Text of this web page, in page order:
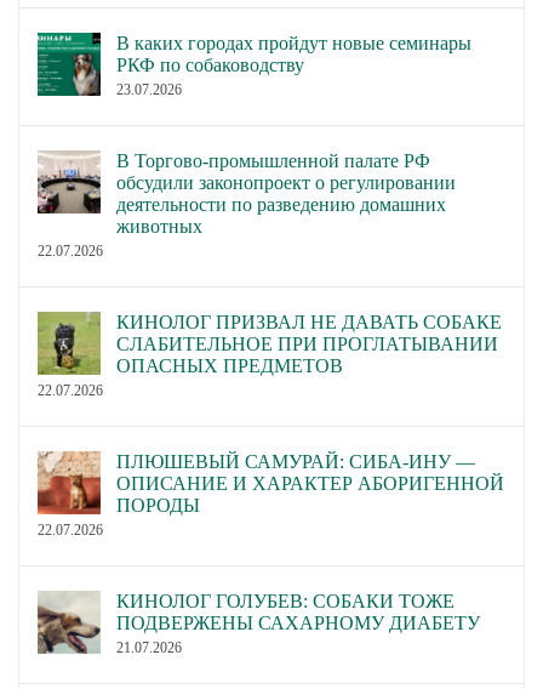
В каких городах пройдут новые семинары
РКФ по собаководству
23.07.2026
В Торгово-промышленной палате РФ
обсудили законопроект о регулировании
деятельности по разведению домашних
животных
22.07.2026
КИНОЛОГ ПРИЗВАЛ НЕ ДАВАТЬ СОБАКЕ
СЛАБИТЕЛЬНОЕ ПРИ ПРОГЛАТЫВАНИИ
ОПАСНЫХ ПРЕДМЕТОВ
22.07.2026
ПЛЮШЕВЫЙ САМУРАЙ: СИБА-ИНУ —
ОПИСАНИЕ И ХАРАКТЕР АБОРИГЕННОЙ
ПОРОДЫ
22.07.2026
КИНОЛОГ ГОЛУБЕВ: СОБАКИ ТОЖЕ
ПОДВЕРЖЕНЫ САХАРНОМУ ДИАБЕТУ
21.07.2026